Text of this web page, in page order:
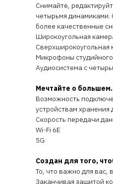
Снимайте,
четырьмя
более качественные
Широкоугольная
Сверхширокоугольная
Микрофоны
Аудиосистема с
Мечтайте о
Возможность
устройствам хранения
Скорость передачи
Wi-Fi 6E
5G
Создан для того,
То, что важно для вас,
Заканчивая защитой